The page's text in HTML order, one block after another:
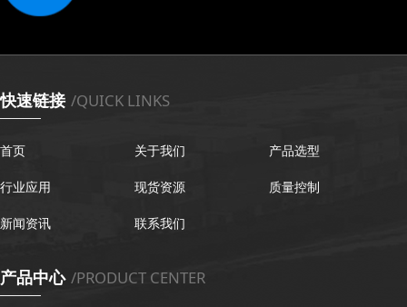
快速链接 /QUICK LINKS
首页 关于我们 产品选型
行业应用 现货资源 质量控制
新闻资讯 联系我们
产品中心 /PRODUCT CENTER